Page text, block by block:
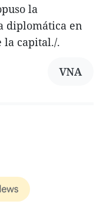
la
diplomática en
la capital./.
VNA